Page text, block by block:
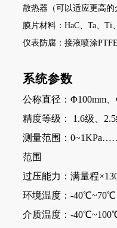
散热器（可以适应更高的
膜片材料：HaC、Ta、Ti
仪表防腐：接液喷涂
系统参数
公称直径：Φ100mm
精度等级： 1.6级、
测量范围：
范围
过压能力：满量程
环境温度：-40℃~70℃
介质温度：-